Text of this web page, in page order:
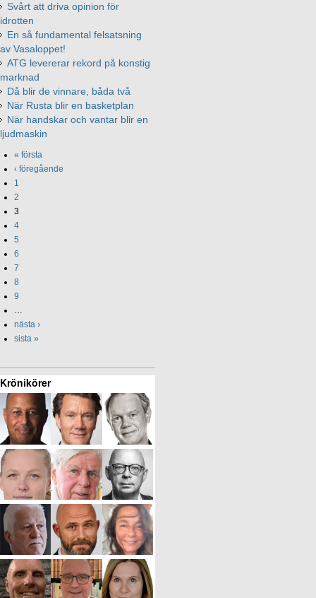
Svårt att driva opinion för
idrotten
En så fundamental felsatsning
av Vasaloppet!
ATG levererar rekord på konstig
marknad
Då blir de vinnare, båda två
När Rusta blir en basketplan
När handskar och vantar blir en
ljudmaskin
« första
‹ föregående
1
2
3
4
5
6
7
8
9
…
nästa ›
sista »
Krönikörer